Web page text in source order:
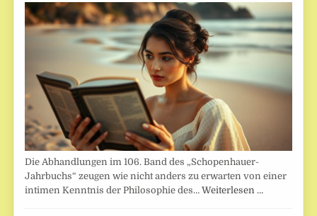
Die Abhandlungen im 106. Band des „Schopenhauer-
Jahrbuchs“ zeugen wie nicht anders zu erwarten von einer
intimen Kenntnis der Philosophie des…Weiterlesen …